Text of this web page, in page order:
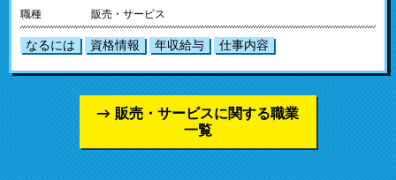
職種 販売・サービス
なるには 資格情報 年収給与 仕事内容
販売・サービスに関する職業
一覧